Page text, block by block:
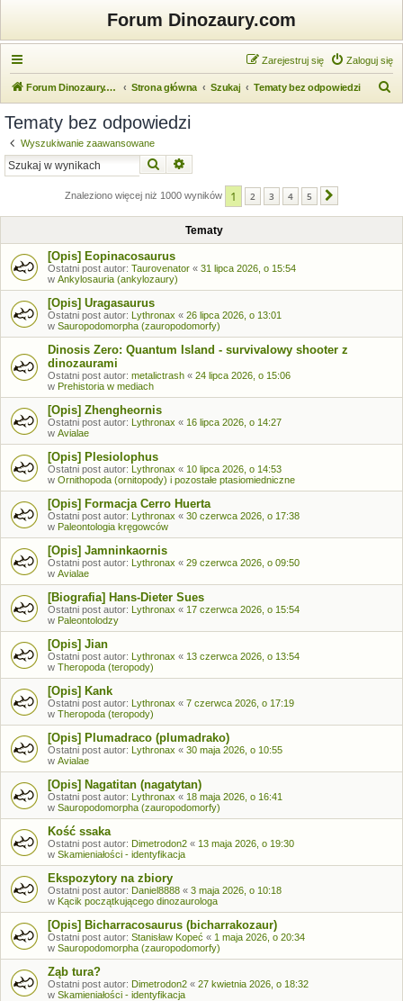
Forum Dinozaury.com
Zaloguj się
Zarejestruj się
Forum Dinozaury.com Strona główna Szukaj Tematy bez odpowiedzi
Tematy bez odpowiedzi
Wyszukiwanie zaawansowane
Szukaj
Znaleziono więcej niż 1000 wyników 1 2 3 4 5
Tematy
[Opis] Eopinacosaurus
Ostatni post autor: Taurovenator « 31 lipca 2026, o 15:54
w Ankylosauria (ankylozaury)
[Opis] Uragasaurus
Ostatni post autor: Lythronax « 26 lipca 2026, o 13:01
w Sauropodomorpha (zauropodomorfy)
Dinosis Zero: Quantum Island - survivalowy shooter z
dinozaurami
Ostatni post autor: metalictrash « 24 lipca 2026, o 15:06
w Prehistoria w mediach
[Opis] Zhengheornis
Ostatni post autor: Lythronax « 16 lipca 2026, o 14:27
w Avialae
[Opis] Plesiolophus
Ostatni post autor: Lythronax « 10 lipca 2026, o 14:53
w Ornithopoda (ornitopody) i pozostałe ptasiomiedniczne
[Opis] Formacja Cerro Huerta
Ostatni post autor: Lythronax « 30 czerwca 2026, o 17:38
w Paleontologia kręgowców
[Opis] Jamninkaornis
Ostatni post autor: Lythronax « 29 czerwca 2026, o 09:50
w Avialae
[Biografia] Hans-Dieter Sues
Ostatni post autor: Lythronax « 17 czerwca 2026, o 15:54
w Paleontolodzy
[Opis] Jian
Ostatni post autor: Lythronax « 13 czerwca 2026, o 13:54
w Theropoda (teropody)
[Opis] Kank
Ostatni post autor: Lythronax « 7 czerwca 2026, o 17:19
w Theropoda (teropody)
[Opis] Plumadraco (plumadrako)
Ostatni post autor: Lythronax « 30 maja 2026, o 10:55
w Avialae
[Opis] Nagatitan (nagatytan)
Ostatni post autor: Lythronax « 18 maja 2026, o 16:41
w Sauropodomorpha (zauropodomorfy)
Kość ssaka
Ostatni post autor: Dimetrodon2 « 13 maja 2026, o 19:30
w Skamieniałości - identyfikacja
Ekspozytory na zbiory
Ostatni post autor: Daniel8888 « 3 maja 2026, o 10:18
w Kącik początkującego dinozaurologa
[Opis] Bicharracosaurus (bicharrakozaur)
Ostatni post autor: Stanisław Kopeć « 1 maja 2026, o 20:34
w Sauropodomorpha (zauropodomorfy)
Ząb tura?
Ostatni post autor: Dimetrodon2 « 27 kwietnia 2026, o 18:32
w Skamieniałości - identyfikacja